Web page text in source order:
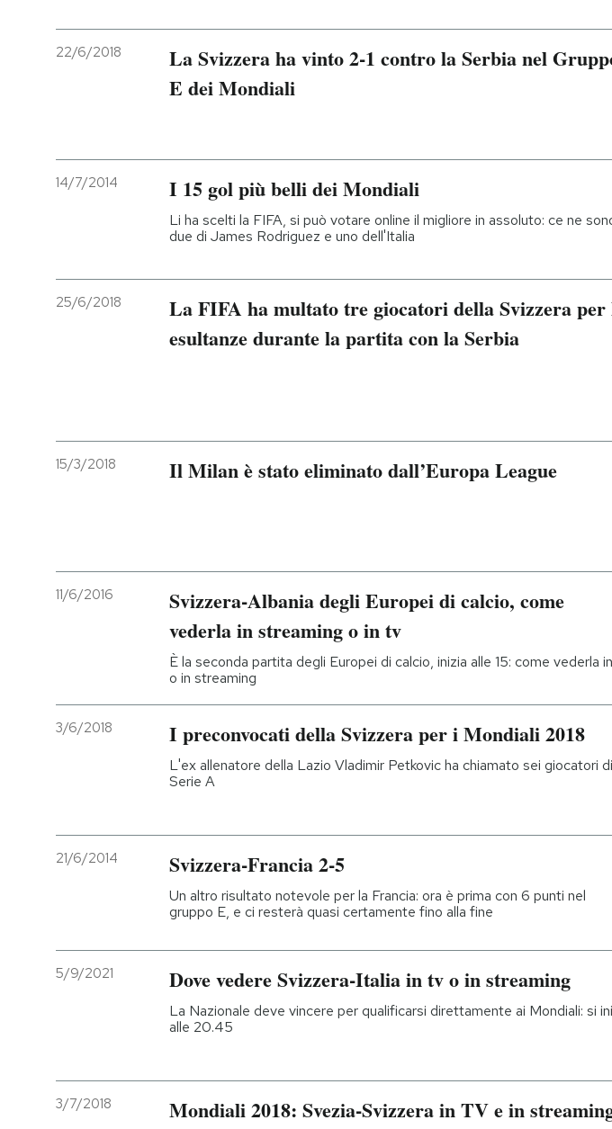
CALENDARIO
AREA PERSONALE
22/6/2018
La Svizzera ha vinto 2-1 contro la Serbia nel
E dei Mondiali
14/7/2014 I 15 gol più belli dei Mondiali
Li ha scelti la FIFA, si può votare online il migliore in assoluto: ce ne
due di James Rodriguez e uno dell'Italia
25/6/2018
La FIFA ha multato tre giocatori della Svizzera per
esultanze durante la partita con la Serbia
15/3/2018 Il Milan è stato eliminato dall’Europa League
11/6/2016
Svizzera-Albania degli Europei di calcio, come
vederla in streaming o in tv
È la seconda partita degli Europei di calcio, inizia alle 15: come vederla
o in streaming
3/6/2018 I preconvocati della Svizzera per i Mondiali 2018
L'ex allenatore della Lazio Vladimir Petkovic ha chiamato sei giocatori di
Serie A
21/6/2014 Svizzera-Francia 2-5
Un altro risultato notevole per la Francia: ora è prima con 6 punti nel
gruppo E, e ci resterà quasi certamente fino alla fine
5/9/2021 Dove vedere Svizzera-Italia in tv o in streaming
La Nazionale deve vincere per qualificarsi direttamente ai Mondiali: si
alle 20.45
3/7/2018 Mondiali 2018: Svezia-Svizzera in TV e in